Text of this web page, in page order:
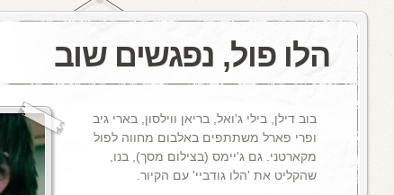
הלו פול, נפגשים שוב
בוב דילן, בילי ג'ואל, בריאן ווילסון, בארי גיב
ופרי פארל משתתפים באלבום מחווה לפול
מקארטני. גם ג'יימס (בצילום מסך), בנו,
שהקליט את 'הלו גודביי' עם הקיור.